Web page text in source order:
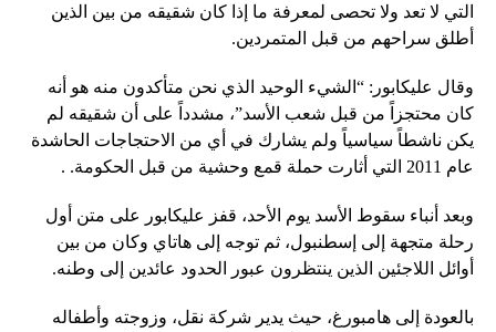
التي لا تعد ولا تحصى لمعرفة ما إذا كان شقيقه من بين الذين
أطلق سراحهم من قبل المتمردين.
وقال عليكابور: “الشيء الوحيد الذي نحن متأكدون منه هو أنه
كان محتجزاً من قبل شعب الأسد”، مشدداً على أن شقيقه لم
يكن ناشطاً سياسياً ولم يشارك في أي من الاحتجاجات الحاشدة
عام 2011 التي أثارت حملة قمع وحشية من قبل الحكومة. .
وبعد أنباء سقوط الأسد يوم الأحد، قفز عليكابور على متن أول
رحلة متجهة إلى إسطنبول، ثم توجه إلى هاتاي وكان من بين
أوائل اللاجئين الذين ينتظرون عبور الحدود عائدين إلى وطنه.
بالعودة إلى هامبورغ، حيث يدير شركة نقل، وزوجته وأطفاله